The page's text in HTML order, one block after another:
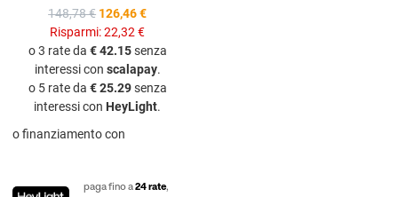
148,78 € 126,46 €
Risparmi:22,32 €
o 3 rate da € 42.15senza
interessi con scalapay.
o 5 rate da € 25.29senza
interessi con HeyLight.
o finanziamento con
paga fino a24 rate,